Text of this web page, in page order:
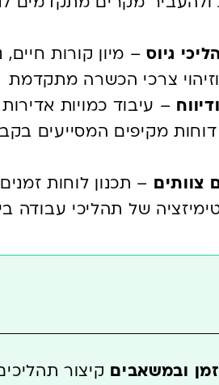
גיוס– מיון קורות חיים,
צרכי הכשרה מתקדמת
– עיבוד כמויות
דוחות מקיפים המסייעים
צוותים – תכנון לוחות
של תהליכי עבודה
ובמשאבים קיצור